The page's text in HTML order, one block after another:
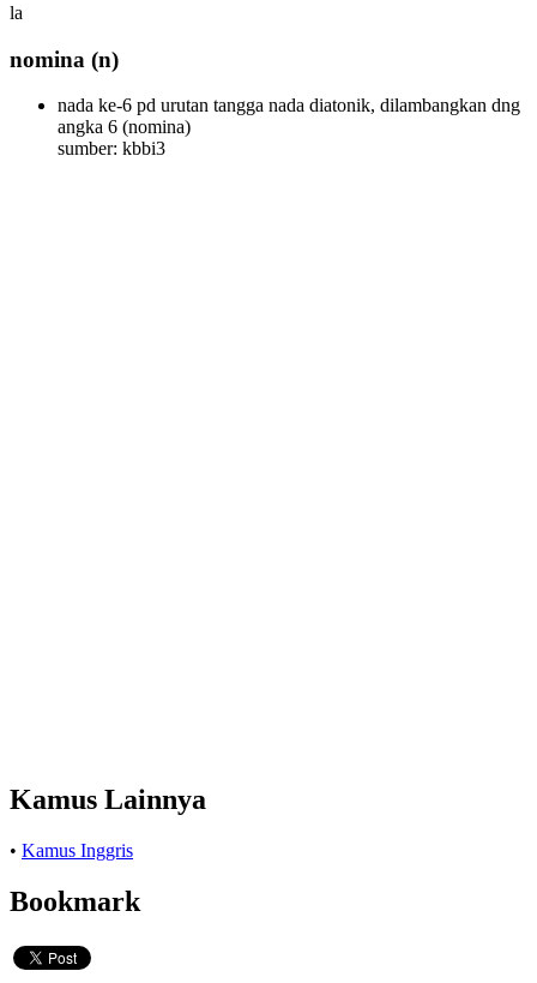
la
nomina (n)
nada ke-6 pd urutan tangga nada diatonik, dilambangkan dng
angka 6 (nomina)
sumber: kbbi3
Kamus Lainnya
• Kamus Inggris
Bookmark